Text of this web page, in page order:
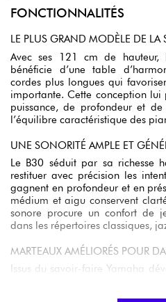
FONCTIONNALITÉS
LE PLUS GRAND MODÈLE DE LA
Avec ses 121 cm de hauteur,
bénéficie d’une table
cordes plus longues qui
importante. Cette conception
puissance, de profondeur et
l’équilibre caractéristique des
UNE SONORITÉ AMPLE ET
Le B30 séduit par sa richesse
restituer avec précision les
gagnent en profondeur et en
médium et aigu conservent
sonore procure un confort de
dans les répertoires classiques,
MARTEAUX AMÉLIORÉS POUR
Issus du savoir-faire Yamaha